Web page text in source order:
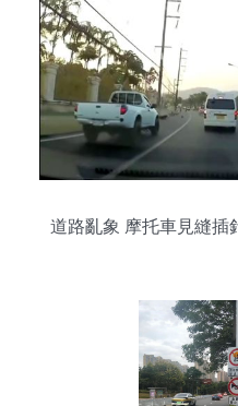
道路亂象 摩托車見縫插